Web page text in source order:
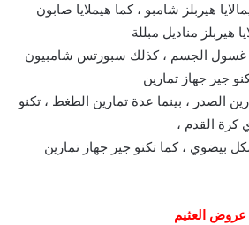
هيربلز شامبو ، كما هيملايا صابون
هيربلز مناديل مبللة
غسول الجسم ، كذلك سبورتس شامبيون
جير جهاز تمارين
الصدر ، بينما عدة تمارين الطغط ، تكنو
كرة القدم ،
بيضوي ، كما تكنو جير جهاز تمارين
عروض العثيم